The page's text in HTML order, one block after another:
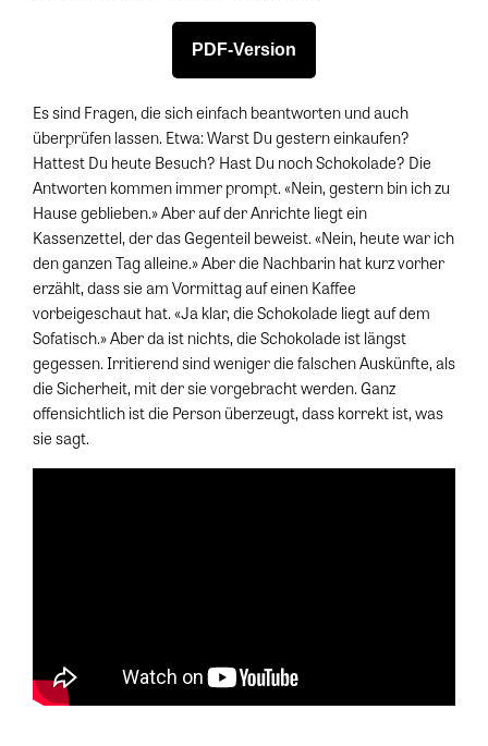
PDF-Version
Es sind Fragen, die sich einfach beantworten und auch
überprüfen lassen. Etwa: Warst Du gestern einkaufen?
Hattest Du heute Besuch? Hast Du noch Schokolade? Die
Antworten kommen immer prompt. «Nein, gestern bin ich zu
Hause geblieben.» Aber auf der Anrichte liegt ein
Kassenzettel, der das Gegenteil beweist. «Nein, heute war ich
den ganzen Tag alleine.» Aber die Nachbarin hat kurz vorher
erzählt, dass sie am Vormittag auf einen Kaffee
vorbeigeschaut hat. «Ja klar, die Schokolade liegt auf dem
Sofatisch.» Aber da ist nichts, die Schokolade ist längst
gegessen. Irritierend sind weniger die falschen Auskünfte, als
die Sicherheit, mit der sie vorgebracht werden. Ganz
offensichtlich ist die Person überzeugt, dass korrekt ist, was
sie sagt.